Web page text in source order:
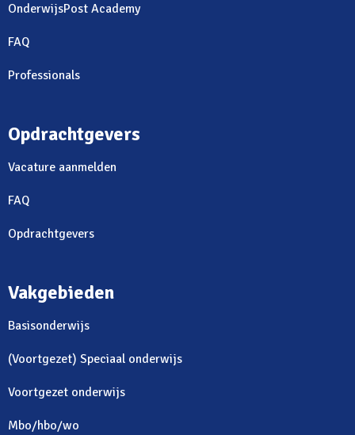
OnderwijsPost Academy
FAQ
Professionals
Opdrachtgevers
Vacature aanmelden
FAQ
Opdrachtgevers
Vakgebieden
Basisonderwijs
(Voortgezet) Speciaal onderwijs
Voortgezet onderwijs
Mbo/hbo/wo